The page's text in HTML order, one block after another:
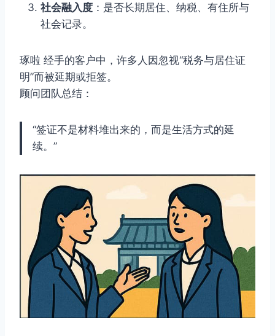
社会融入度 ：是否长期居住、纳税、有住所与
社会记录。
琢啦 经手的客户中，许多人因忽视“税务与居住证
明”而被延期或拒签。
顾问团队总结：
“签证不是材料堆出来的，而是生活方式的延
续。”